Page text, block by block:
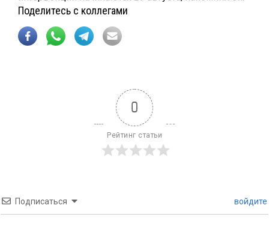
Поделитесь с коллегами
0
Рейтинг статьи
Подписаться войдите